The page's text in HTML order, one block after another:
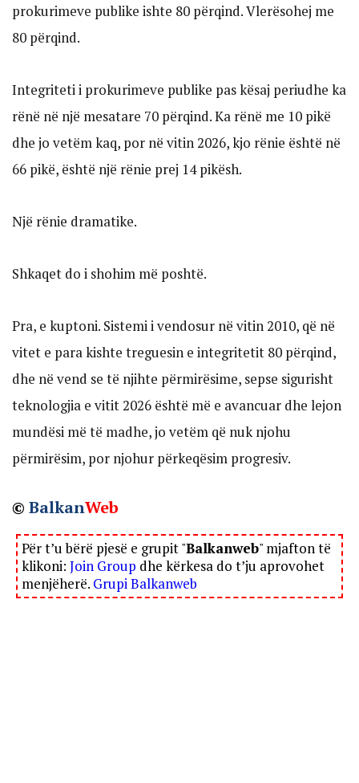
prokurimeve publike ishte 80 përqind. Vlerësohej me
80 përqind.
Integriteti i prokurimeve publike pas kësaj periudhe ka
rënë në një mesatare 70 përqind. Ka rënë me 10 pikë
dhe jo vetëm kaq, por në vitin 2026, kjo rënie është në
66 pikë, është një rënie prej 14 pikësh.
Një rënie dramatike.
Shkaqet do i shohim më poshtë.
Pra, e kuptoni. Sistemi i vendosur në vitin 2010, që në
vitet e para kishte treguesin e integritetit 80 përqind,
dhe në vend se të njihte përmirësime, sepse sigurisht
teknologjia e vitit 2026 është më e avancuar dhe lejon
mundësi më të madhe, jo vetëm që nuk njohu
përmirësim, por njohur përkeqësim progresiv.
© BalkanWeb
Për t’u bërë pjesë e grupit "Balkanweb" mjafton të
klikoni: Join Group dhe kërkesa do t’ju aprovohet
menjëherë. Grupi Balkanweb